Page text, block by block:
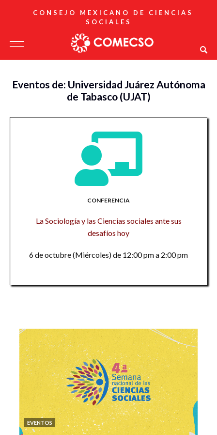
CONSEJO MEXICANO DE CIENCIAS
SOCIALES
Eventos de: Universidad Juárez Autónoma
de Tabasco (UJAT)
CONFERENCIA
La Sociología y las Ciencias sociales ante sus
desafíos hoy
6 de octubre (Miércoles) de 12:00 pm a 2:00 pm
EVENTOS